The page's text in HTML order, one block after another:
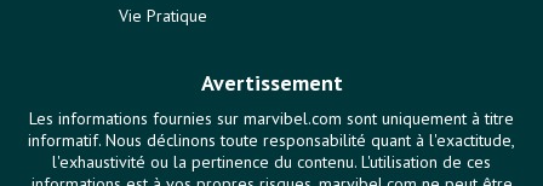
Vie Pratique
Avertissement
Les informations fournies sur marvibel.com sont uniquement à titre
informatif. Nous déclinons toute responsabilité quant à l'exactitude,
l'exhaustivité ou la pertinence du contenu. L'utilisation de ces